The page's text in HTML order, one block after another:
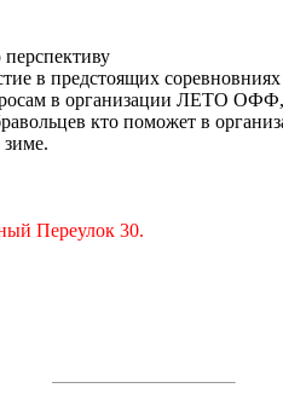
в предстоящих
в организации ЛЕТО ОФФ,
кто поможет в
Переулок 30.